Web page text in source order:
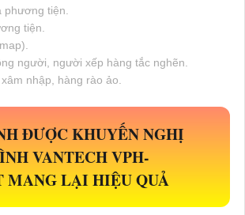
tiện.
tiện.
người, người xếp hàng tắc nghẽn.
nhập, hàng rào ảo.
ĐƯỢC KHUYẾN NGHỊ
VANTECHVPH-
MANG LẠI HIỆU QUẢ